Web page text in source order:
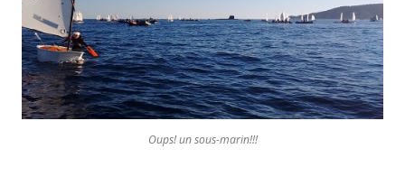
Oups! un sous-marin!!!